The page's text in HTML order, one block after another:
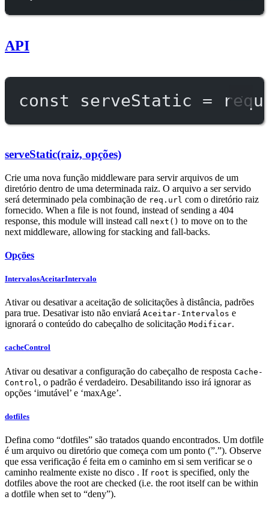
API
const serveStatic =
serveStatic(raiz, opções)
Crie uma nova função middleware para servir arquivos de um
diretório dentro de uma determinada raiz. O arquivo a ser servido
será determinado pela combinação de req.url com o diretório raiz
fornecido. When a file is not found, instead of sending a 404
response, this module will instead call next() to move on to the
next middleware, allowing for stacking and fall-backs.
Opções
IntervalosAceitarIntervalo
Ativar ou desativar a aceitação de solicitações à distância, padrões
para true. Desativar isto não enviará Aceitar-Intervalos e
ignorará o conteúdo do cabeçalho de solicitação Modificar.
cacheControl
Ativar ou desativar a configuração do cabeçalho de resposta Cache-
Control , o padrão é verdadeiro. Desabilitando isso irá ignorar as
opções ‘imutável’ e ‘maxAge’.
dotfiles
Defina como “dotfiles” são tratados quando encontrados. Um dotfile
é um arquivo ou diretório que começa com um ponto (”.”). Observe
que essa verificação é feita em o caminho em si sem verificar se o
caminho realmente existe no disco . If root is specified, only the
dotfiles above the root are checked (i.e. the root itself can be within
a dotfile when set to “deny”).